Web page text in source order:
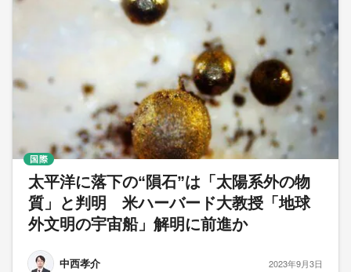
太平洋に落下の“隕石”は「太陽系外の物
質」と判明 米ハーバード大教授「地球
外文明の宇宙船」解明に前進か
中西孝介
国際
2023年9月3日